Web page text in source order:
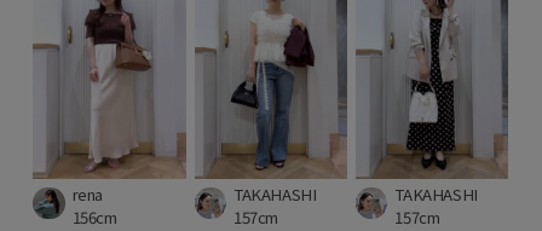
rena
156cm
TAKAHASHI
157cm
TAKAHASHI
157cm